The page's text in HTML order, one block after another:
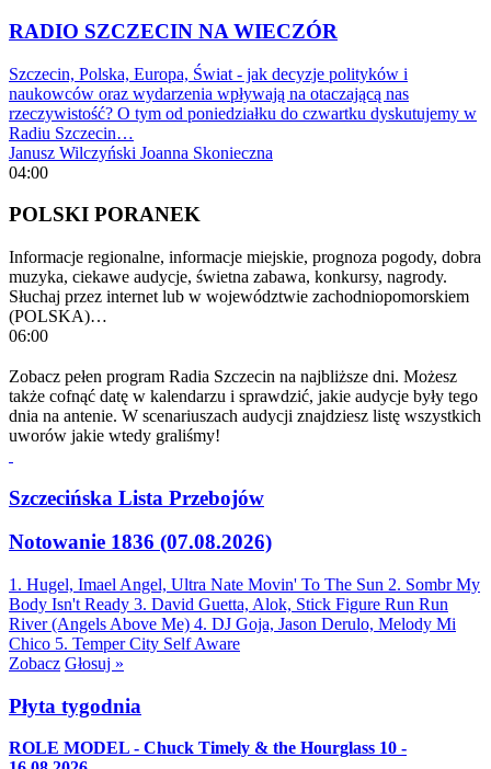
RADIO SZCZECIN NA WIECZÓR
Szczecin, Polska, Europa, Świat - jak decyzje polityków i
naukowców oraz wydarzenia wpływają na otaczającą nas
rzeczywistość? O tym od poniedziałku do czwartku dyskutujemy w
Radiu Szczecin…
Janusz Wilczyński Joanna Skonieczna
04:00
POLSKI PORANEK
Informacje regionalne, informacje miejskie, prognoza pogody, dobra
muzyka, ciekawe audycje, świetna zabawa, konkursy, nagrody.
Słuchaj przez internet lub w województwie zachodniopomorskiem
(POLSKA)…
06:00
Zobacz pełen program Radia Szczecin na najbliższe dni. Możesz
także cofnąć datę w kalendarzu i sprawdzić, jakie audycje były tego
dnia na antenie. W scenariuszach audycji znajdziesz listę wszystkich
uworów jakie wtedy graliśmy!
Szczecińska Lista Przebojów
Notowanie 1836 (07.08.2026)
1. Hugel, Imael Angel, Ultra Nate Movin' To The Sun 2. Sombr My
Body Isn't Ready 3. David Guetta, Alok, Stick Figure Run Run
River (Angels Above Me) 4. DJ Goja, Jason Derulo, Melody Mi
Chico 5. Temper City Self Aware
Zobacz Głosuj »
Płyta tygodnia
ROLE MODEL - Chuck Timely & the Hourglass 10 -